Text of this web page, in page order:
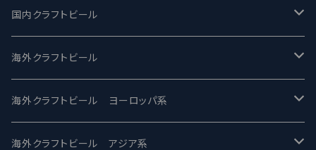
国内クラフトビール
UCHU BREWING -うちゅうブルーイング
バテレ -VERTERE
2nd Story Ale Works -セカンドストーリー
海外クラフトビール
Modern Times モダンタイムズ
Maui マウイ
海外クラフトビール ヨーロッパ系
UnBarred -アンバード
海外クラフトビール アジア系